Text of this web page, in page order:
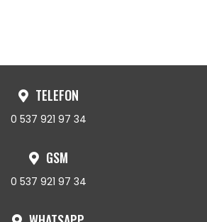
TELEFON
0 537 921 97 34
GSM
0 537 921 97 34